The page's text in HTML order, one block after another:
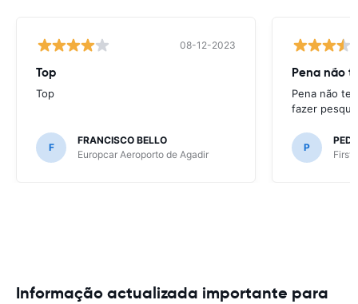
08-12-2023
Top
Top
F
FRANCISCO BELLO
Europcar Aeroporto de Agadir
Pena não
Pena não
fazer
P
First
Informação actualizada importante para